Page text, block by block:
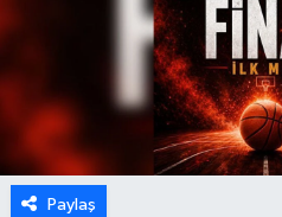
Paylaş
GÜNDEM
GÜNEY KIBRIS
İÇ HABERLER